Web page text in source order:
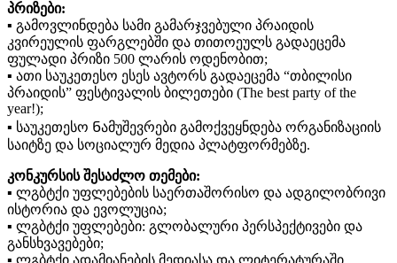
პრიზები:
▪️ გამოვლინდება სამი გამარჯვებული პრაიდის
კვირეულის ფარგლებში და თითოეულს გადაეცემა
ფულადი პრიზი 500 ლარის ოდენობით;
▪️ ათი საუკეთესო ესეს ავტორს გადაეცემა “თბილისი
პრაიდის” ფესტივალის ბილეთები (The best party of the
year!);
▪️ საუკეთესო Ნამუშევრები გამოქვეყნდება ორგანიზაციის
საიტზე და სოციალურ მედია პლატფორმებზე.
კონკურსის შესაძლო თემები:
▪️ ლგბტქი უფლებების საერთაშორისო და ადგილობრივი
ისტორია და ევოლუცია;
▪️ ლგბტქი უფლებები: გლობალური პერსპექტივები და
განსხვავებები;